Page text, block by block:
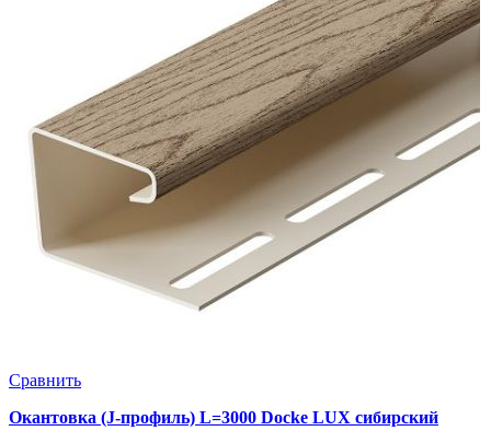
Сравнить
Окантовка (J-профиль) L=3000 Docke LUX сибирский